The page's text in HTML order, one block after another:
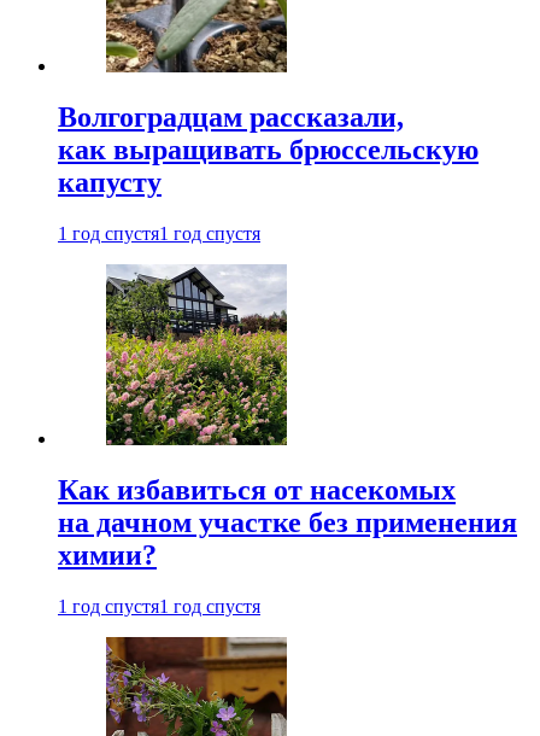
Волгоградцам рассказали,
как выращивать брюссельскую
капусту
1 год спустя1 год спустя
Как избавиться от насекомых
на дачном участке без применения
химии?
1 год спустя1 год спустя